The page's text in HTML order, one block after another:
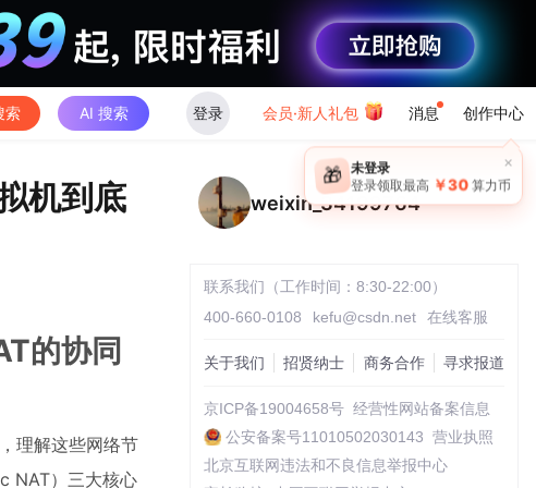
索 AI 搜索 登录 会员·新人礼包 消息 创作中心
×
🎁 未登录
登录领取最高 ￥30 算力币
机到底
的协同
理解这些网络节
NAT）三大核心
weixin_34199764
联系我们（工作时间：8:30-22:00）
400-660-0108
kefu@csdn.net 在线客服
关于我们 招贤纳士 商务合作 寻求报道
京ICP备19004658号 经营性网站备案信息
公安备案号11010502030143 营业执照
北京互联网违法和不良信息举报中心